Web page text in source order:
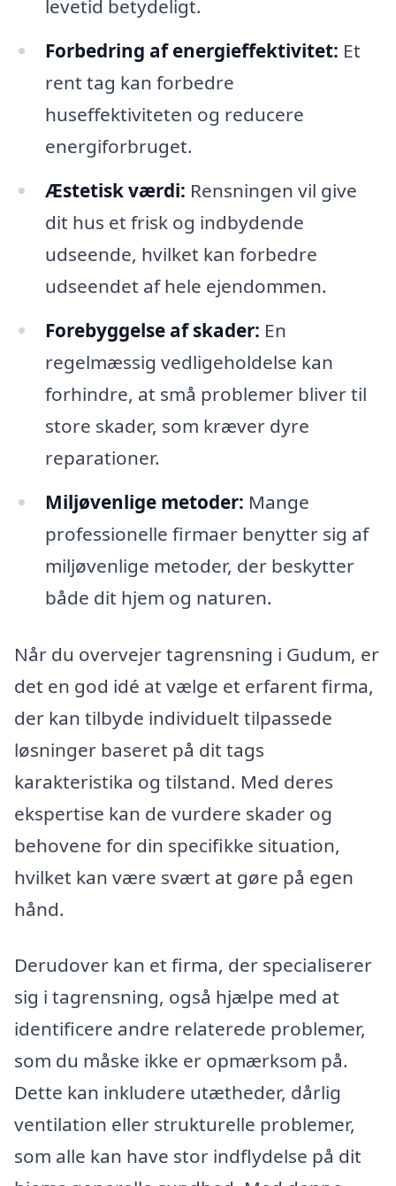
levetid betydeligt.
Forbedring af energieffektivitet: Et
rent tag kan forbedre
huseffektiviteten og reducere
energiforbruget.
Æstetisk værdi: Rensningen vil give
dit hus et frisk og indbydende
udseende, hvilket kan forbedre
udseendet af hele ejendommen.
Forebyggelse af skader: En
regelmæssig vedligeholdelse kan
forhindre, at små problemer bliver til
store skader, som kræver dyre
reparationer.
Miljøvenlige metoder: Mange
professionelle firmaer benytter sig af
miljøvenlige metoder, der beskytter
både dit hjem og naturen.
Når du overvejer tagrensning i Gudum, er
det en god idé at vælge et erfarent firma,
der kan tilbyde individuelt tilpassede
løsninger baseret på dit tags
karakteristika og tilstand. Med deres
ekspertise kan de vurdere skader og
behovene for din specifikke situation,
hvilket kan være svært at gøre på egen
hånd.
Derudover kan et firma, der specialiserer
sig i tagrensning, også hjælpe med at
identificere andre relaterede problemer,
som du måske ikke er opmærksom på.
Dette kan inkludere utætheder, dårlig
ventilation eller strukturelle problemer,
som alle kan have stor indflydelse på dit